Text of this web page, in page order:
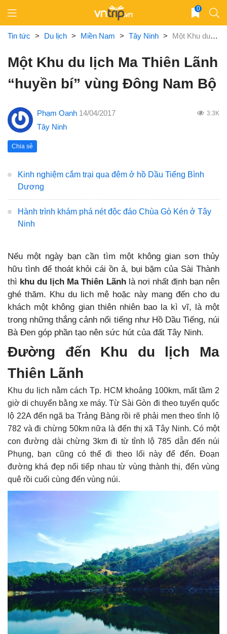
content
0
Tin tức > Du lịch > Miền Nam > Tây Ninh > Một Khu du lịch Ma Thiên Lãnh “huyền bí” vùng Đông Nam Bộ
Một Khu du lịch Ma Thiên Lãnh
“huyền bí” vùng Đông Nam Bộ
Phạm Oanh 14/04/2017 3.3K
Tây Ninh
Chia sẻ
Kinh nghiệm cắm trại qua đêm ở hồ Dầu Tiếng Bình
Dương
Hành trình khám phá nét độc đáo Chùa Gò Kén ở Tây
Ninh
Nếu một ngày bạn cần tìm một không gian sơn thủy
hữu tình để thoát khỏi cái ồn ả, bụi bặm của Sài Thành
thì khu du lịch Ma Thiên Lãnhlà nơi nhất định bạn nên
ghé thăm. Khu du lich mê hoặc này mang đến cho du
khách một không gian thiên nhiên bao la kì vĩ, là một
trong những thắng cảnh nổi tiếng như Hồ Dầu Tiếng, núi
Bà Đen góp phần tạo nên sức hút của đất Tây Ninh.
Đường đến Khu du lịch Ma
Thiên Lãnh
Khu du lịch nằm cách Tp. HCM khoảng 100km, mất tầm 2
giờ di chuyển bằng xe máy. Từ Sài Gòn đi theo tuyến quốc
lộ 22A đến ngã ba Trảng Bàng rồi rẽ phải men theo tỉnh lộ
782 và đi chừng 50km nữa là đến thị xã Tây Ninh. Có một
con đường dài chừng 3km đi từ tỉnh lộ 785 dẫn đến núi
Phụng, bạn cũng có thể đi theo lối này để đến. Đoạn
đường khá đẹp nối tiếp nhau từ vùng thành thị, đến vùng
quê rồi cuối cùng đến vùng núi.